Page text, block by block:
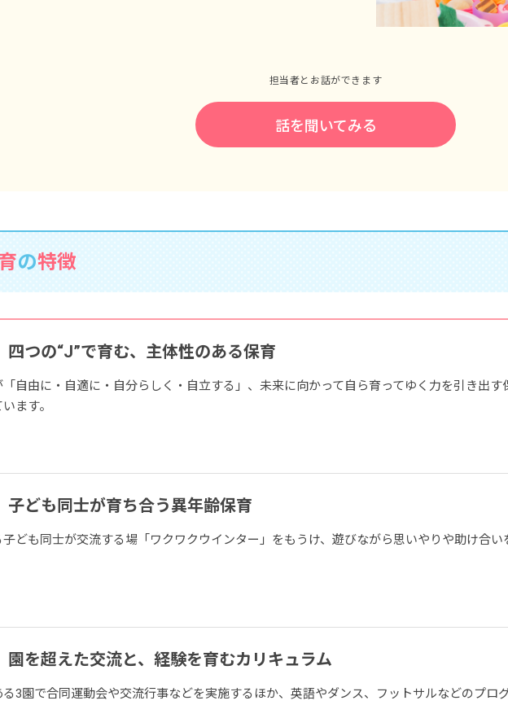
担当者とお話ができます
話を聞いてみる
の特徴
四つの“J”で育む、主体性のある保育
自由に・自適に・自分らしく・自立する」、未来に向かって自ら育ってゆく力を引き出す
ます。
子ども同士が育ち合う異年齢保育
ども同士が交流する場「ワクワクウインター」をもうけ、遊びながら思いやりや助け合い
園を超えた交流と、経験を育むカリキュラム
3園で合同運動会や交流行事などを実施するほか、英語やダンス、フットサルなどのプロ